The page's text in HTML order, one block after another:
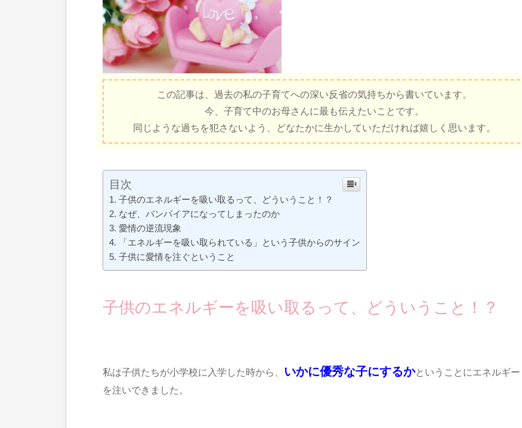
この記事は、過去の私の子育てへの深い反省の気持ちから書いています。
今、子育て中のお母さんに最も伝えたいことです。
同じような過ちを犯さないよう、どなたかに生かしていただければ嬉しく思います。
目次
子供のエネルギーを吸い取るって、どういうこと！？
なぜ、バンパイアになってしまったのか
愛情の逆流現象
「エネルギーを吸い取られている」という子供からのサイン
子供に愛情を注ぐということ
子供のエネルギーを吸い取るって、どういうこと！？
私は子供たちが小学校に入学した時から、 いかに優秀な子にするかということにエネルギー
を注いできました。